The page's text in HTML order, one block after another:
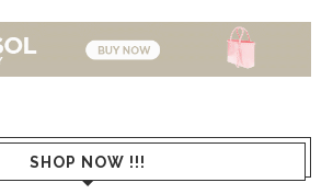
SHOP NOW !!!